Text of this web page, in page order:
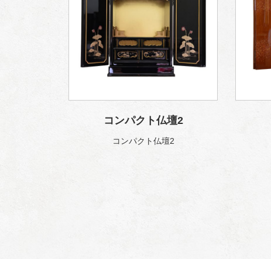
コンパクト仏壇2
コンパクト仏壇2